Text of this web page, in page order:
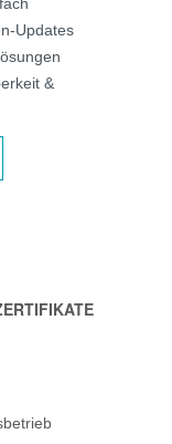
Updates
&